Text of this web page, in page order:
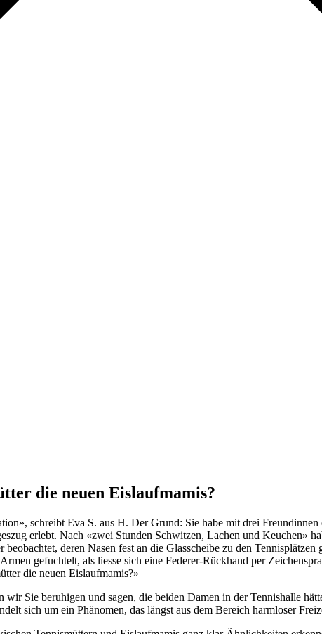
die neuen Eislaufmamis?
schreibt Eva S. aus H. Der Grund: Sie habe mit drei
erlebt. Nach «zwei Stunden Schwitzen, Lachen und Keuchen»
deren Nasen fest an die Glasscheibe zu den
gefuchtelt, als liesse sich eine Federer-Rückhand per
die neuen Eislaufmamis?»
wir Sie beruhigen und sagen, die beiden Damen in der Tennishalle
sich um ein Phänomen, das längst aus dem Bereich harmloser